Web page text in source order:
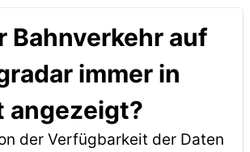
Bahnverkehr auf
immer in
angezeigt?
der Verfügbarkeit der Daten